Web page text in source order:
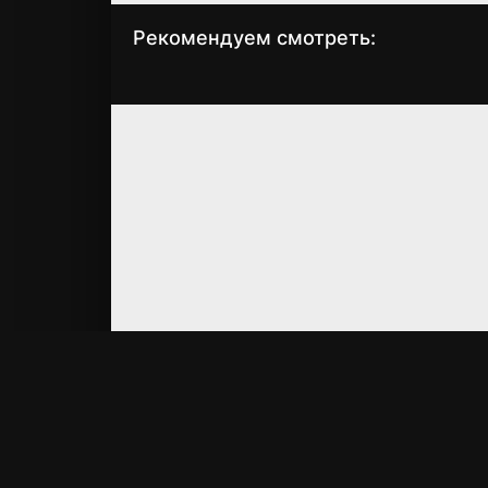
Рекомендуем смотреть: